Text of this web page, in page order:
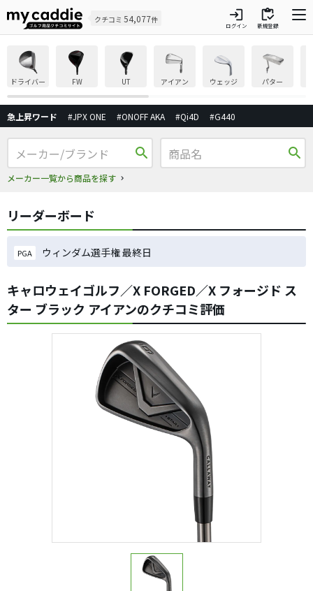
クチコミ 54,077件 login
ログイン
inventory
新規登録
ドライバー FW UT アイアン ウェッジ パター
急上昇ワード #JPX ONE #ONOFF AKA #Qi4D #G440
search
メーカー一覧から商品を探す
search
リーダーボード
PGA ウィンダム選手権 最終日
キャロウェイゴルフ／X FORGED／X フォージド ス
ター ブラック アイアンのクチコミ評価